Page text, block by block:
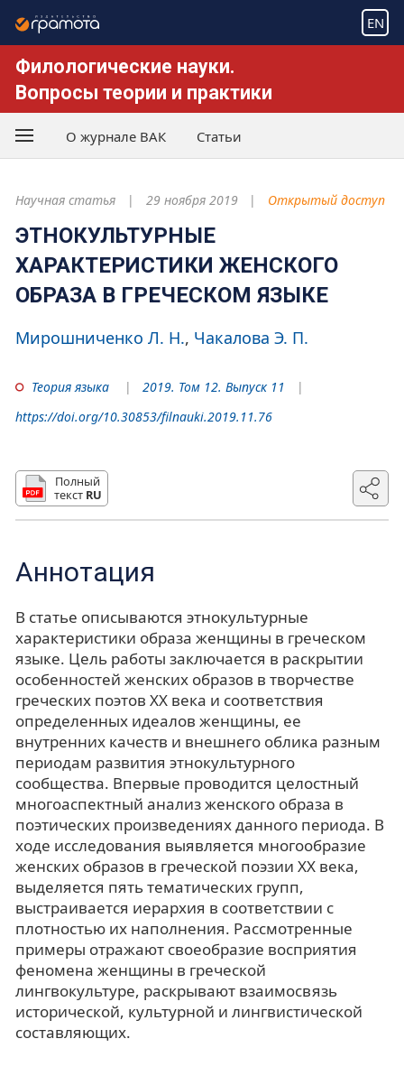
EN
Филологические науки.
Вопросы теории и практики
О журнале ВАК Статьи
Научная статья 29 ноября 2019 Открытый доступ
ЭТНОКУЛЬТУРНЫЕ
ХАРАКТЕРИСТИКИ ЖЕНСКОГО
ОБРАЗА В ГРЕЧЕСКОМ ЯЗЫКЕ
Мирошниченко Л. Н. Чакалова Э. П.
Теория языка
2019. Том 12. Выпуск 11
https://doi.org/10.30853/filnauki.2019.11.76
Полный
текст RU
Аннотация
В статье описываются этнокультурные
характеристики образа женщины в греческом
языке. Цель работы заключается в раскрытии
особенностей женских образов в творчестве
греческих поэтов XX века и соответствия
определенных идеалов женщины, ее
внутренних качеств и внешнего облика разным
периодам развития этнокультурного
сообщества. Впервые проводится целостный
многоаспектный анализ женского образа в
поэтических произведениях данного периода. В
ходе исследования выявляется многообразие
женских образов в греческой поэзии XX века,
выделяется пять тематических групп,
выстраивается иерархия в соответствии с
плотностью их наполнения. Рассмотренные
примеры отражают своеобразие восприятия
феномена женщины в греческой
лингвокультуре, раскрывают взаимосвязь
исторической, культурной и лингвистической
составляющих.